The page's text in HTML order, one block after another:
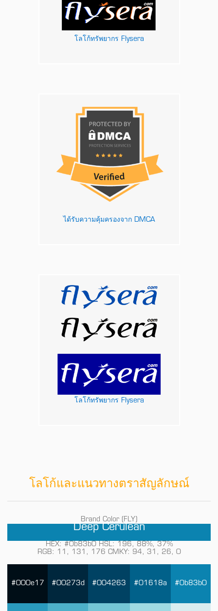
โลโก้ทรัพยากร Flysera
ได้รับความคุ้มครองจาก DMCA
โลโก้ทรัพยากร Flysera
โลโก้และแนวทางตราสัญลักษณ์
Brand Color (FLY)
Deep Cerulean
HEX: #0b83b0 HSL: 196, 88%, 37%
RGB: 11, 131, 176 CMKY: 94, 31, 26, 0
#000e17 #00273d #004263 #01618a #0b83b0